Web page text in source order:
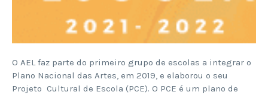
O AEL faz parte do primeiro grupo de escolas a integrar o
Plano Nacional das Artes, em 2019, e elaborou o seu
Projeto Cultural de Escola (PCE). O PCE é um plano de